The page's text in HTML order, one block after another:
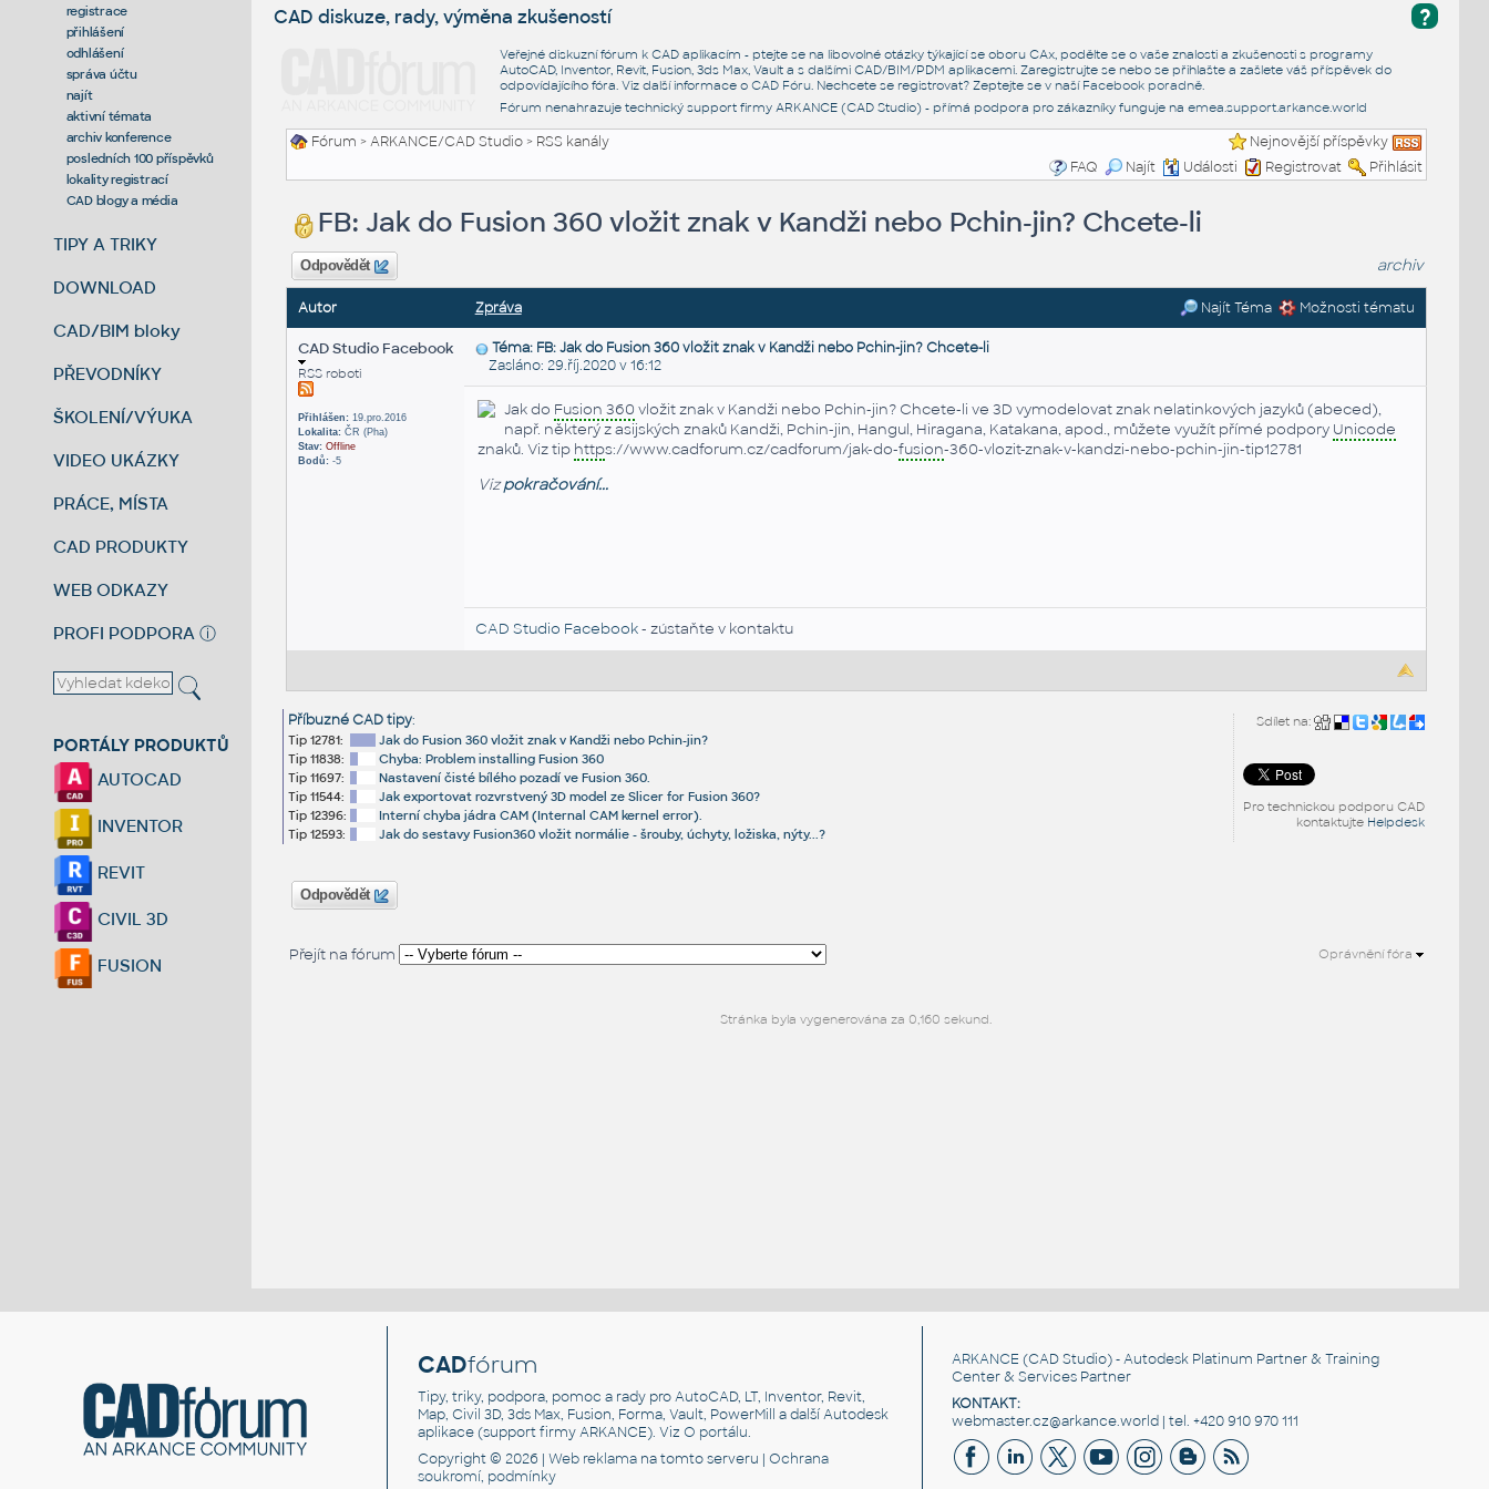
registrace
přihlášení
odhlášení
správa účtu
najít
aktivní témata
archiv konference
posledních 100 příspěvků
lokality registrací
CAD blogy a média
TIPY A TRIKY
DOWNLOAD
CAD/BIM bloky
PŘEVODNÍKY
ŠKOLENÍ/VÝUKA
VIDEO UKÁZKY
PRÁCE, MÍSTA
CAD PRODUKTY
WEB ODKAZY
PROFI PODPORA ⓘ
PORTÁLY PRODUKTŮ
AUTOCAD
INVENTOR
REVIT
CIVIL 3D
FUSION
?
CAD diskuze, rady, výměna zkušeností
Veřejné diskuzní fórum k CAD aplikacím - ptejte se na libovolné otázky týkající se oboru CAx, podělte se o vaše znalosti a zkušenosti s programy
AutoCAD, Inventor, Revit, Fusion, 3ds Max, Vault a s dalšími CAD/BIM/PDM aplikacemi. Zaregistrujte se nebo se přihlašte a zašlete váš příspěvek do
odpovídajícího fóra. Viz další informace o CAD Fóru. Nechcete se registrovat? Zeptejte se v naší Facebook poradně.
Fórum nenahrazuje technický support firmy ARKANCE (CAD Studio) - přímá podpora pro zákazníky funguje na emea.support.arkance.world
Fórum >ARKANCE/CAD Studio> RSS kanály
Nejnovější příspěvky
FAQ
Najít Události Registrovat Přihlásit
FB: Jak do Fusion 360 vložit znak v Kandži nebo Pchin-jin? Chcete-li
Odpovědět archiv
Autor Zpráva Najít Téma Možnosti tématu
CAD Studio Facebook
RSS roboti
Přihlášen:19.pro.2016
Lokalita:ČR (Pha)
Stav: Offline
Bodů:-5
Téma: FB: Jak do Fusion 360 vložit znak v Kandži nebo Pchin-jin? Chcete-li
Zasláno: 29.říj.2020 v 16:12
Jak do Fusion 360 vložit znak v Kandži nebo Pchin-jin? Chcete-li ve 3D vymodelovat znak nelatinkových jazyků (abeced),
např. některý z asijských znaků Kandži, Pchin-jin, Hangul, Hiragana, Katakana, apod., můžete využít přímé podpory Unicode
znaků. Viz tip https://www.cadforum.cz/cadforum/jak-do-fusion-360-vlozit-znak-v-kandzi-nebo-pchin-jin-tip12781
Vizpokračování...
CAD Studio Facebook- zústaňte v kontaktu
Sdílet na:
Pro technickou podporu CAD
kontaktujte Helpdesk
Příbuzné CAD tipy:
Tip 12781:
Jak do Fusion 360 vložit znak v Kandži nebo Pchin-jin?
Tip 11838:
Chyba: Problem installing Fusion 360
Tip 11697:
Nastavení čisté bílého pozadí ve Fusion 360.
Tip 11544:
Jak exportovat rozvrstvený 3D model ze Slicer for Fusion 360?
Tip 12396:
Interní chyba jádra CAM (Internal CAM kernel error).
Tip 12593:
Jak do sestavy Fusion360 vložit normálie - šrouby, úchyty, ložiska, nýty...?
Odpovědět
Přejít na fórum Oprávnění fóra
Stránka byla vygenerována za 0,160 sekund.
CADfórum
Tipy, triky, podpora, pomoc a rady pro AutoCAD, LT, Inventor, Revit,
Map, Civil 3D, 3ds Max, Fusion, Forma, Vault, PowerMill a další Autodesk
aplikace (support firmy ARKANCE). VizO portálu.
Copyright © 2026 |Web reklama na tomto serveru |Ochrana
soukromí, podmínky
ARKANCE (CAD Studio) - Autodesk Platinum Partner & Training
Center & Services Partner
KONTAKT:
webmaster.cz@arkance.world | tel. +420 910 970 111